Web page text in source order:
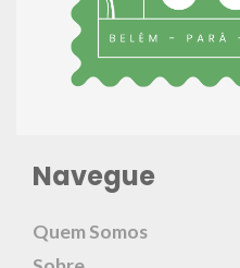
Navegue
Quem Somos